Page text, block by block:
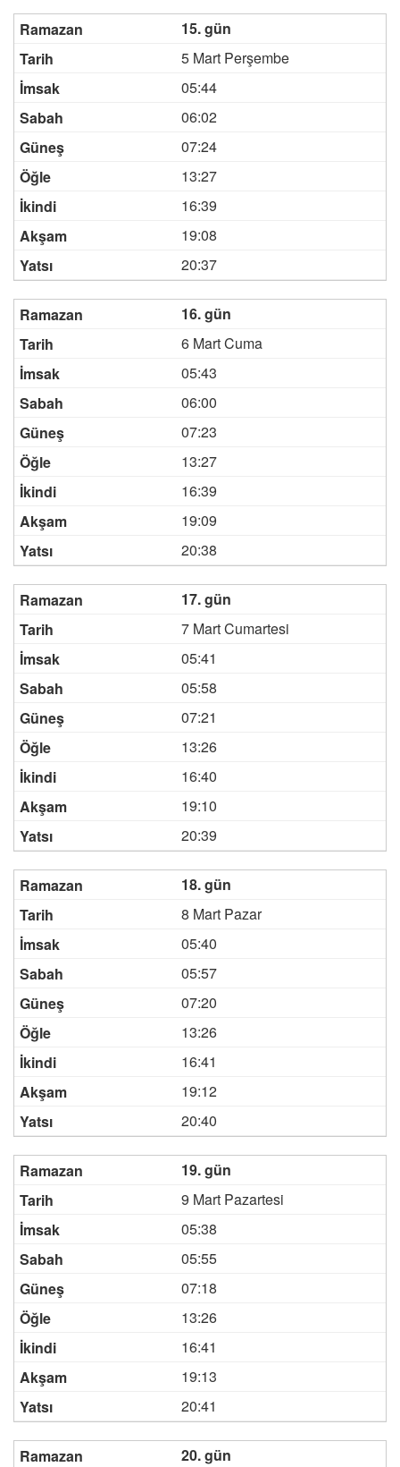
15. gün
5 Mart Perşembe
05:44
06:02
07:24
13:27
16:39
19:08
20:37
16. gün
6 Mart Cuma
05:43
06:00
07:23
13:27
16:39
19:09
20:38
17. gün
7 Mart Cumartesi
05:41
05:58
07:21
13:26
16:40
19:10
20:39
18. gün
8 Mart Pazar
05:40
05:57
07:20
13:26
16:41
19:12
20:40
19. gün
9 Mart Pazartesi
05:38
05:55
07:18
13:26
16:41
19:13
20:41
20. gün